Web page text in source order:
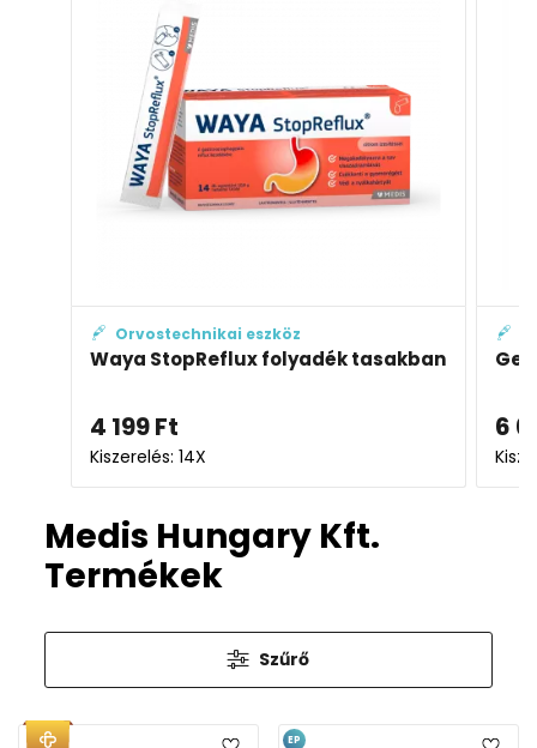
Orvostechnikai eszköz
Waya StopReflux folyadék tasakban
4 199Ft
Kiszerelés: 14X
6
Medis Hungary Kft.
Termékek
Szűrő
EP